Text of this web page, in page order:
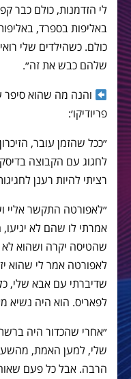
לי הזדמנות, כולם כבר
באליפות בספרד,
כולם. כשהילדים שלי
שלהם כבש את זה״.
והנה מה שהוא סיפר
פריודיקו׳:
״ככל שהזמן עובר,
לחגוג עם הקבוצה
רציתי להיות רענן
״לאפורטה התקשר
אמרתי לו שהם לא
שהטיסה יקרה ושהוא לא
לאפורטה אמר לי שהוא
שדיברתי עם אבא שלי,
לפאריס. הוא היה נשיא
״אחרי שהכדור היה
שלי, למען האמת,
הרבה. אבל כל פעם